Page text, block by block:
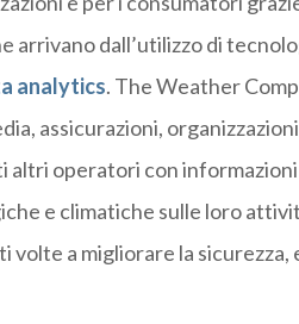
arrivano dall’utilizzo di
analytics. The Weather
assicurazioni,
altri operatori con
e climatiche sulle loro
volte a migliorare la